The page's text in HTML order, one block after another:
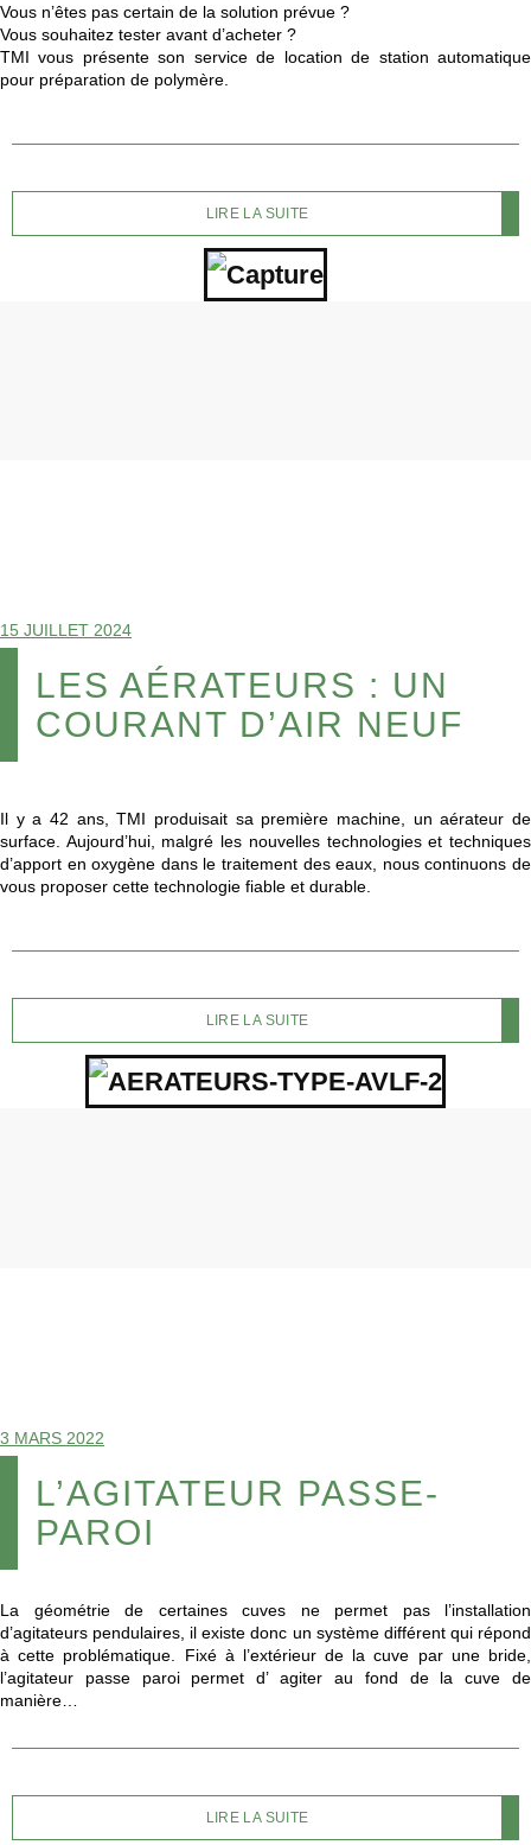
Vous n’êtes pas certain de la solution prévue ?
Vous souhaitez tester avant d’acheter ?
TMI vous présente son service de location de station automatique
pour préparation de polymère.
LIRE LA SUITE
15 JUILLET 2024
LES AÉRATEURS : UN
COURANT D’AIR NEUF
Il y a 42 ans, TMI produisait sa première machine, un aérateur de
surface. Aujourd’hui, malgré les nouvelles technologies et techniques
d’apport en oxygène dans le traitement des eaux, nous continuons de
vous proposer cette technologie fiable et durable.
LIRE LA SUITE
3 MARS 2022
L’AGITATEUR PASSE-
PAROI
La géométrie de certaines cuves ne permet pas l’installation
d’agitateurs pendulaires, il existe donc un système différent qui répond
à cette problématique. Fixé à l’extérieur de la cuve par une bride,
l’agitateur passe paroi permet d’ agiter au fond de la cuve de
manière…
LIRE LA SUITE